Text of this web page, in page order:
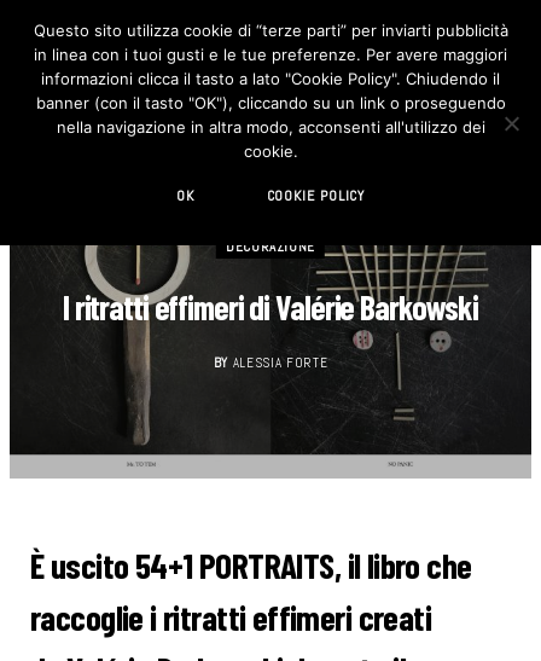
F
c
e
b
o
I
n
s
t
DECORAZIONE
I ritratti effimeri di Valérie Barkowski
BY ALESSIA FORTE
È uscito 54+1 PORTRAITS, il libro che
raccoglie i ritratti effimeri creati
Questo sito utilizza cookie di “terze parti” per inviarti pubblicità
in linea con i tuoi gusti e le tue preferenze. Per avere maggiori
informazioni clicca il tasto a lato "Cookie Policy". Chiudendo il
banner (con il tasto "OK"), cliccando su un link o proseguendo
nella navigazione in altra modo, acconsenti all'utilizzo dei
cookie.
OK COOKIE POLICY